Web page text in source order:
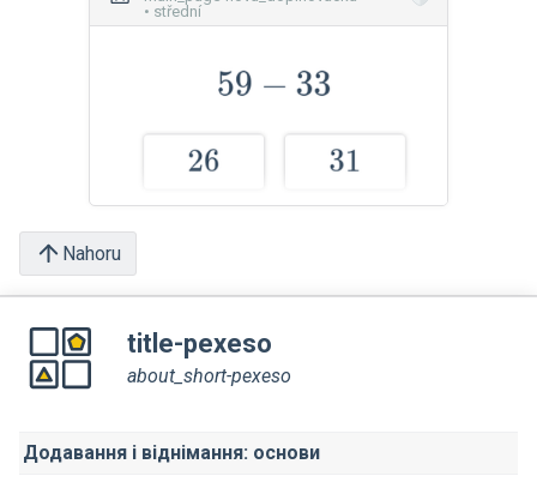
• střední
Nahoru
title-pexeso
about_short-pexeso
Додавання і віднімання: основи